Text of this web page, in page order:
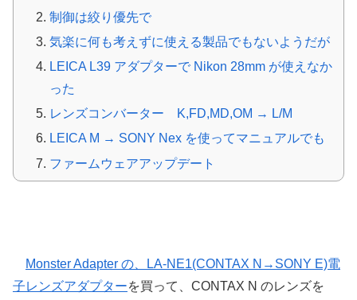
制御は絞り優先で
気楽に何も考えずに使える製品でもないようだが
LEICA L39 アダプターで Nikon 28mm が使えなか
った
レンズコンバーター K,FD,MD,OM → L/M
LEICA M → SONY Nex を使ってマニュアルでも
ファームウェアアップデート
Monster Adapter の、LA-NE1(CONTAX N→SONY E)電
子レンズアダプターを買って、CONTAX N のレンズを